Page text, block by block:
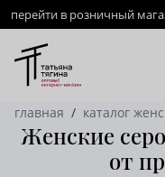
перейти в розничный
главная каталог
Женские
от